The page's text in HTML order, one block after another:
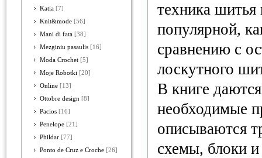
Katia [7]
Knit&mode [56]
Mani di fata [38]
Mezginiu pasaulis [16]
Moda Crochet [5]
Moje Robotki [20]
Online [13]
Ottobre design [8]
Pacios [16]
Penelope [21]
Phildar [77]
Ponto de Cruz e Croche [26]
техника шитья
популярной,
сравнению с
лоскутного
В книге
необходимые
описываются
схемы, блоки